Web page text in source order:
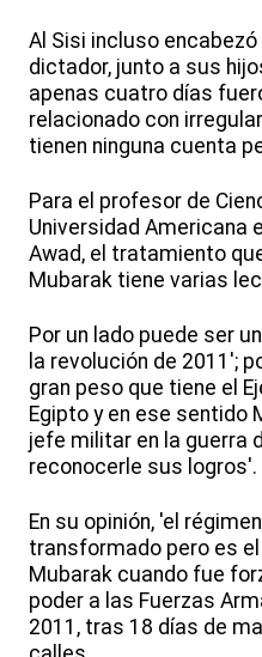
Al Sisi incluso
dictador, junto a sus
apenas cuatro días
relacionado con
tienen ninguna cuenta
Para el profesor de
Universidad Americana
Awad, el tratamiento
Mubarak tiene varias
Por un lado puede ser
la revolución de 2011';
gran peso que tiene el
Egipto y en ese sentido
jefe militar en la guerra
reconocerle sus logros'.
En su opinión, 'el
transformado pero es
Mubarak cuando fue
poder a las Fuerzas
2011, tras 18 días de